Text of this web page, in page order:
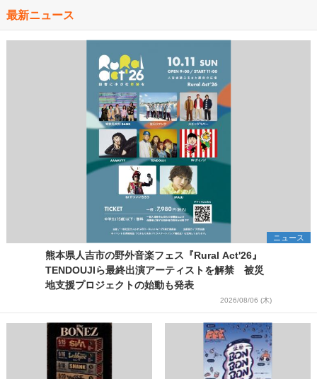
最新ニュース
ニュース
熊本県人吉市の野外音楽フェス『Rural Act'26』
TENDOUJIら最終出演アーティストを解禁 被災
地支援プロジェクトの始動も発表
2026/08/06 (木)